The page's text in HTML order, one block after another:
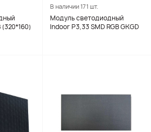
(320*160)
В наличии 171 шт.
Модуль светодиодный
Indoor P3,33 SMD RGB GKGD